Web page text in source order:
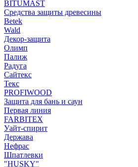
BITUMAST
Средства защиты древесины
Betek
Wald
Декор-защита
Олимп
Палиж
Радуга
Сайтекс
Текс
PROFIWOOD
Защита для бань и саун
Первая линия
FARBITEX
Уайт-спирит
Держава
Нефрас
Шпатлевки
"HUSKY"